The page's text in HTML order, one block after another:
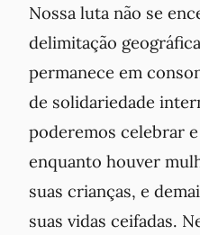
Nossa luta não se
delimitação
permanece em
de solidariedade
poderemos celebrar
enquanto houver
suas crianças, e
suas vidas ceifadas.